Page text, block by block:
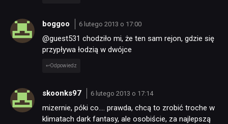
boggoo 6 lutego 2013 o 17:00
@guest531 chodziło mi, że ten sam rejon, gdzie się
przypływa łodzią w dwójce
Odpowiedz
skoonks97 6 lutego 2013 o 17:14
mizernie, póki co…. prawda, chcą to zrobić troche w
klimatach dark fantasy, ale osobiście, za najlepszą